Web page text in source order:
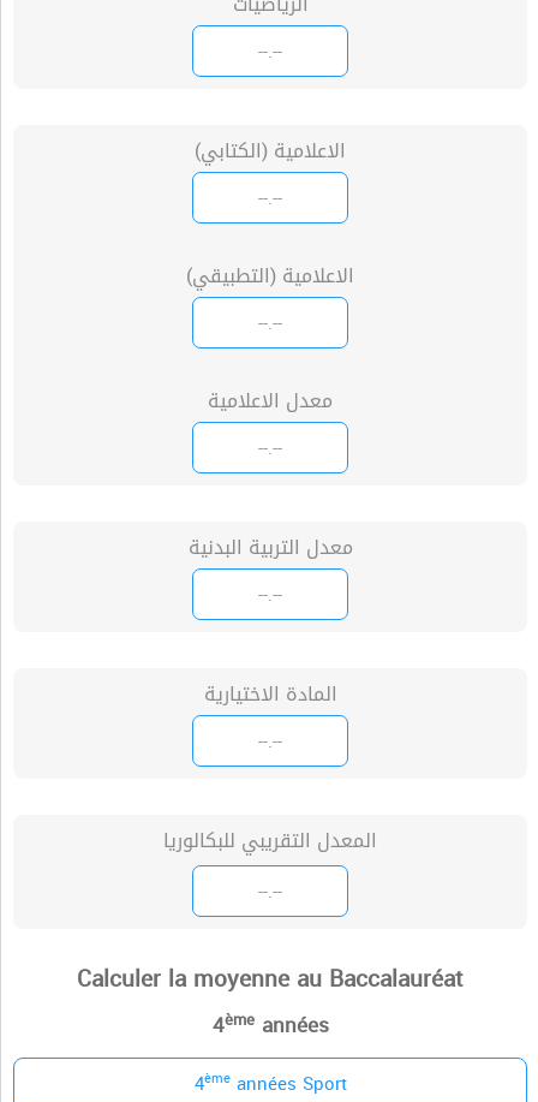
الاعلامية (الكتابي)
الاعلامية (التطبيقي)
معدل الاعلامية
معدل التربية البدنية
المادة الاختيارية
المعدل التقريبي للبكالوريا
Calculer la moyenne au Baccalauréat
4èmeannées
4èmeannées Sport